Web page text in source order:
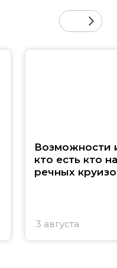
Возможности
кто есть кто
речных
3 августа